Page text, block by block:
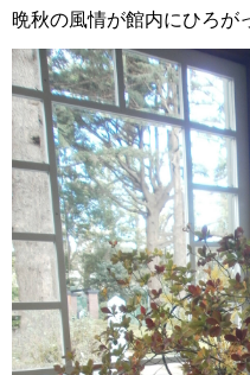
晩秋の風情が館内にひろが